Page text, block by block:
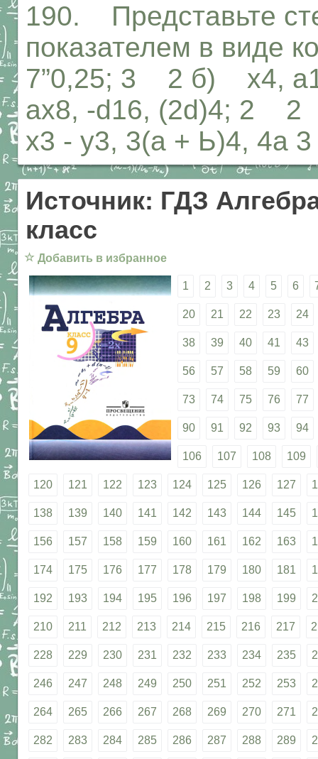
190. Представьте
показателем в виде
7”0,25; 3 2 б) х4,
ах8, -d16, (2d)4;
х3 - у3, 3(а + Ь)4, 4а
Источник: ГДЗ
класс
☆ Добавить в избранное
1 2 3 4 5 6
20 21 22 23 24
38 39 40 41 43
56 57 58 59 60
73 74 75 76 77
90 91 92 93 94
106 107 108 109
120 121 122 123 124 125 126 127
138 139 140 141 142 143 144 145
156 157 158 159 160 161 162 163
174 175 176 177 178 179 180 181
192 193 194 195 196 197 198 199
210 211 212 213 214 215 216 217
228 229 230 231 232 233 234 235
246 247 248 249 250 251 252 253
264 265 266 267 268 269 270 271
282 283 284 285 286 287 288 289